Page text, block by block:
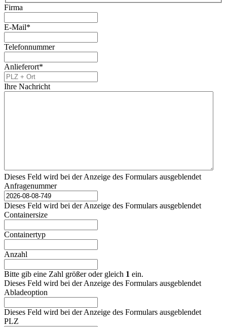
Firma
E-Mail*
Telefonnummer
Anlieferort*
Ihre Nachricht
Dieses Feld wird bei der Anzeige des Formulars ausgeblendet
Anfragenummer
Dieses Feld wird bei der Anzeige des Formulars ausgeblendet
Containersize
Containertyp
Anzahl
Bitte gib eine Zahl größer oder gleich 1 ein.
Dieses Feld wird bei der Anzeige des Formulars ausgeblendet
Abladeoption
Dieses Feld wird bei der Anzeige des Formulars ausgeblendet
PLZ